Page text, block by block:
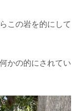
この岩を的にして
かの的にされてい